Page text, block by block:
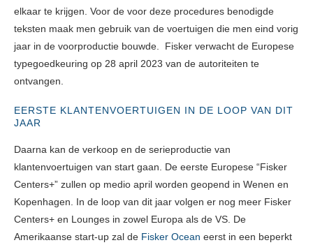
elkaar te krijgen. Voor de voor deze procedures benodigde
teksten maak men gebruik van de voertuigen die men eind vorig
jaar in de voorproductie bouwde. Fisker verwacht de Europese
typegoedkeuring op 28 april 2023 van de autoriteiten te
ontvangen.
EERSTE KLANTENVOERTUIGEN IN DE LOOP VAN DIT
JAAR
Daarna kan de verkoop en de serieproductie van
klantenvoertuigen van start gaan. De eerste Europese “Fisker
Centers+” zullen op medio april worden geopend in Wenen en
Kopenhagen. In de loop van dit jaar volgen er nog meer Fisker
Centers+ en Lounges in zowel Europa als de VS. De
Amerikaanse start-up zal de Fisker Ocean eerst in een beperkt